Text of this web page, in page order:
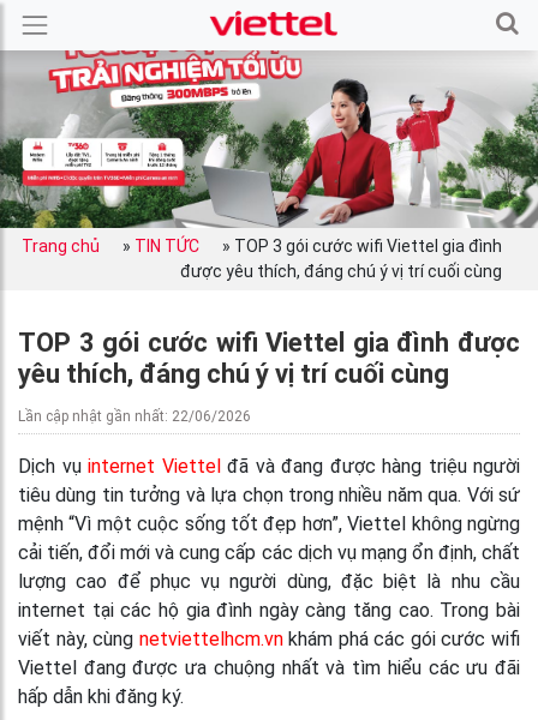
Trang chủ » TIN TỨC » TOP 3 gói cước wifi Viettel gia đình
được yêu thích, đáng chú ý vị trí cuối cùng
TOP 3 gói cước wifi Viettel gia đình được
yêu thích, đáng chú ý vị trí cuối cùng
Lần cập nhật gần nhất: 22/06/2026
Dịch vụinternet Viettelđã và đang được hàng triệu người
tiêu dùng tin tưởng và lựa chọn trong nhiều năm qua. Với sứ
mệnh “Vì một cuộc sống tốt đẹp hơn”, Viettel không ngừng
cải tiến, đổi mới và cung cấp các dịch vụ mạng ổn định, chất
lượng cao để phục vụ người dùng, đặc biệt là nhu cầu
internet tại các hộ gia đình ngày càng tăng cao. Trong bài
viết này, cùng netviettelhcm.vnkhám phá các gói cước wifi
Viettel đang được ưa chuộng nhất và tìm hiểu các ưu đãi
hấp dẫn khi đăng ký.